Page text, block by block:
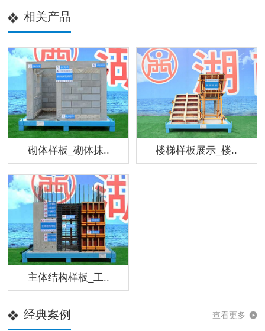
相关产品
砌体样板_砌体抹.. 楼梯样板展示_楼..
主体结构样板_工..
查看更多
经典案例